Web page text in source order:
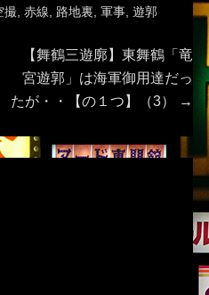
撮, 赤線, 路地裏, 軍事, 遊郭
Next
post:
【舞鶴三遊廓】東舞鶴「竜
宮遊郭」は海軍御用達だっ
たが・・【の１つ】（3）
→